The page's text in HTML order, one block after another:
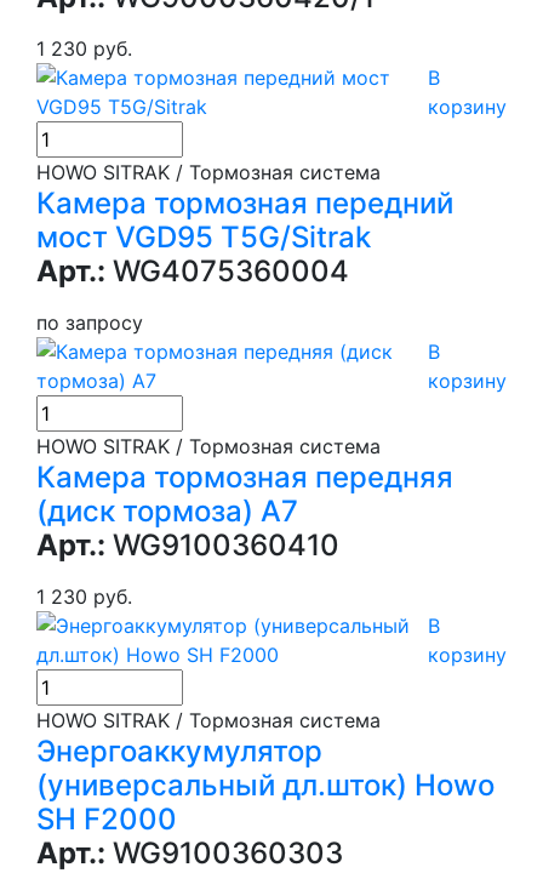
1 230 руб.
В
корзину
HOWO SITRAK / Тормозная система
Камера тормозная передний
мост VGD95 T5G/Sitrak
Арт.: WG4075360004
по запросу
В
корзину
HOWO SITRAK / Тормозная система
Камера тормозная передняя
(диск тормоза) А7
Арт.: WG9100360410
1 230 руб.
В
корзину
HOWO SITRAK / Тормозная система
Энергоаккумулятор
(универсальный дл.шток) Howo
SH F2000
Арт.: WG9100360303